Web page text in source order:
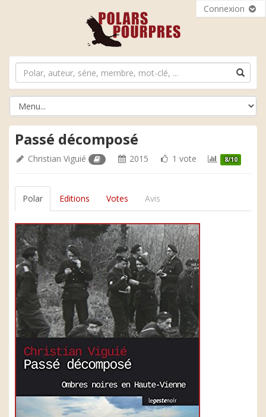
Connexion
Passé décomposé
Christian Viguié 2015 1 vote 8/10
Polar Editions Votes Avis